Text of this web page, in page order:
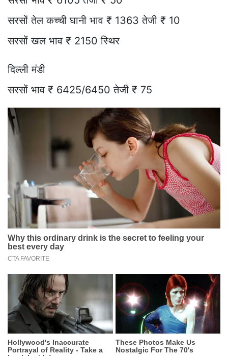
सरसों तेल कच्ची घानी भाव ₹ 1363 तेजी ₹ 10
सरसों खल भाव ₹ 2150 स्थिर
दिल्ली मंडी
सरसों भाव ₹ 6425/6450 तेजी ₹ 75